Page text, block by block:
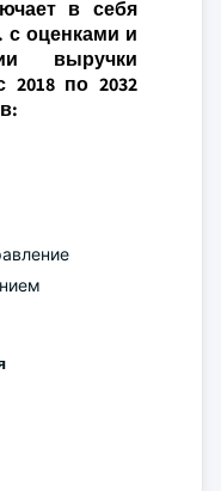
в себя
с оценками и
выручки
по 2032